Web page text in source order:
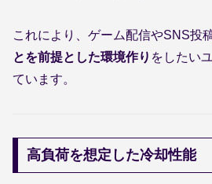
これにより、ゲーム配信やSNS投
とを前提とした環境作り をしたい
ています。
高負荷を想定した冷却性能